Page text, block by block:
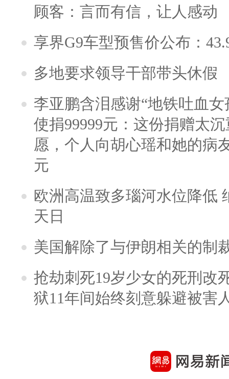
顾客：言而有信，让人感动
享界G9车型预售价公布：
多地要求领导干部带头休假
李亚鹏含泪感谢“地铁吐血
使捐99999元：这份捐赠太
愿，个人向胡心瑶和她的病
元
欧洲高温致多瑙河水位降低
天日
美国解除了与伊朗相关的制
抢劫刺死19岁少女的死刑改
狱11年间始终刻意躲避被害